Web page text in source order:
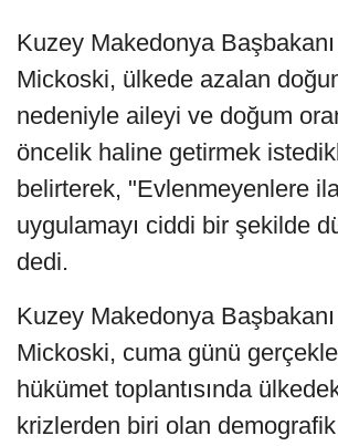
Kuzey Makedonya
Mickoski, ülkede azalan
nedeniyle aileyi ve doğum
öncelik haline getirmek
belirterek, "Evlenmeyenlere
uygulamayı ciddi bir şekilde
dedi.
Kuzey Makedonya
Mickoski, cuma günü
hükümet toplantısında
krizlerden biri olan